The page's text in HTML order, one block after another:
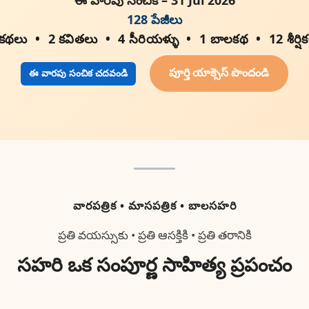
128 పేజీలు
2 కవితలు 4 సీరియళ్ళు 1 బాలకథ 12
ఈ వారపు సంచిక చదవండి పూర్తి యాక్సెస్ పొందండి
వారపత్రిక • మాసపత్రిక • బాలసహరి
ప్రతి వయస్సుకు • ప్రతి ఆసక్తికి • ప్రతి తరానికి
సహరి ఒక సంపూర్ణ సాహిత్య ప్రపంచం